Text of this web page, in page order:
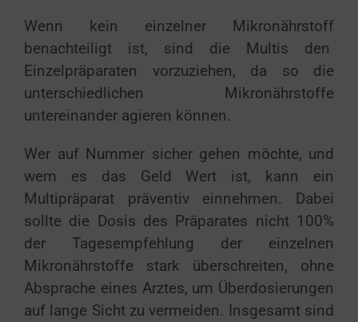
Wenn kein einzelner Mikronährstoff
benachteiligt ist, sind die Multis den
Einzelpräparaten vorzuziehen, da so die
unterschiedlichen Mikronährstoffe
untereinander agieren können.
Wer auf Nummer sicher gehen möchte, und
wem es das Geld Wert ist, kann ein
Multipräparat präventiv einnehmen. Dabei
sollte die Dosis des Präparates nicht 100%
der Tagesempfehlung der einzelnen
Mikronährstoffe stark überschreiten, ohne
Absprache eines Arztes, um Überdosierungen
auf lange Sicht zu vermeiden. Insgesamt sind